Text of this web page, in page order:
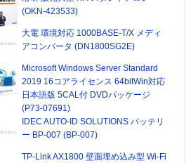
(OKN-423533)
大電 環境対応 1000BASE-T/X メディ
アコンバータ (DN1800SG2E)
Microsoft Windows Server Standard
2019 16コアライセンス 64bitWin対応
日本語版 5CAL付 DVDパッケージ
(P73-07691)
IDEC AUTO-ID SOLUTIONS バッテリ
ー BP-007 (BP-007)
TP-Link AX1800 壁面埋め込み型 Wi-Fi